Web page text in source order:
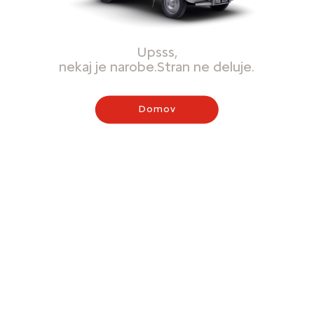
Upsss,
nekaj je narobe.Stran ne deluje.
Domov